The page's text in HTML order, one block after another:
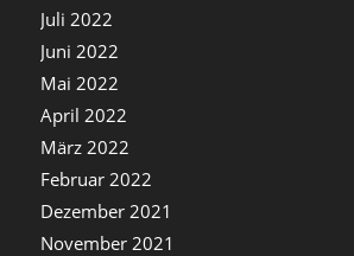
Juli 2022
Juni 2022
Mai 2022
April 2022
März 2022
Februar 2022
Dezember 2021
November 2021